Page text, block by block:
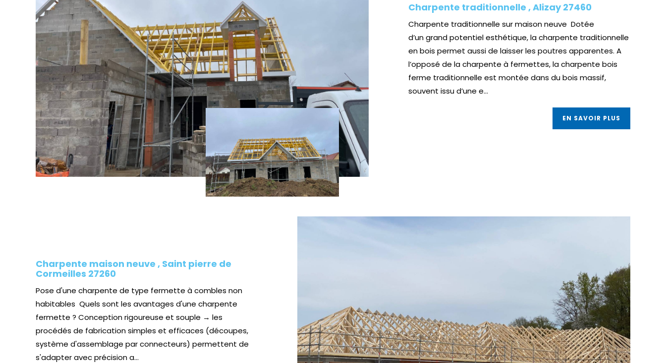
Charpente traditionnelle , Alizay 27460
Charpente traditionnelle sur maison neuve Dotée
d’un grand potentiel esthétique, la charpente traditionnelle
en bois permet aussi de laisser les poutres apparentes. A
l’opposé de la charpente à fermettes, la charpente bois
ferme traditionnelle est montée dans du bois massif,
souvent issu d’une e...
EN SAVOIR PLUS
Charpente maison neuve , Saint pierre de
Cormeilles 27260
Pose d'une charpente de type fermette à combles non
habitables Quels sont les avantages d'une charpente
fermette ? Conception rigoureuse et souple → les
procédés de fabrication simples et efficaces (découpes,
système d'assemblage par connecteurs) permettent de
s'adapter avec précision a...